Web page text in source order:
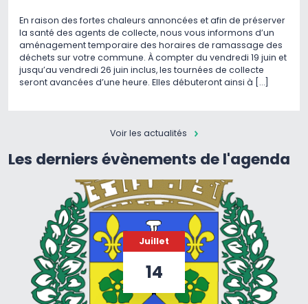
En raison des fortes chaleurs annoncées et afin de préserver
la santé des agents de collecte, nous vous informons d’un
aménagement temporaire des horaires de ramassage des
déchets sur votre commune. À compter du vendredi 19 juin et
jusqu’au vendredi 26 juin inclus, les tournées de collecte
seront avancées d’une heure. Elles débuteront ainsi à […]
Voir les actualités
Les derniers évènements de l'agenda
Juillet
14